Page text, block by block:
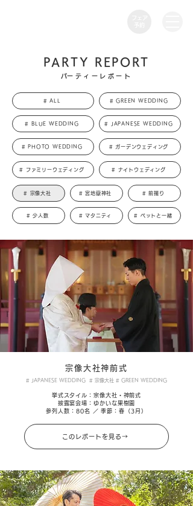
PARTY REPORT
​パーティーレポート
# ALL # GREEN WEDDING
# BLUE WEDDING # JAPANESE WEDDING
# PHOTO WEDDING # ガーデンウェディング
# ファミリーウェディング # ナイトウェディング
# 宗像大社 # 宮地嶽神社 # 前撮り
# 少人数 # マタニティ # ペットと一緒
宗像大社神前式
# JAPANESE WEDDING # 宗像大社 # GREEN WEDDING
挙式スタイル：宗像大社・神前式
披露宴会場：ゆかいな果樹園
参列人数：80名 ／ 季節：春（ 3月）
このレポートを見る→